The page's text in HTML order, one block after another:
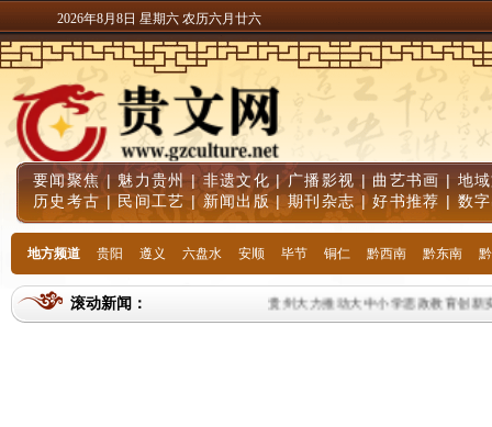
2026年8月8日 星期六 农历六月廿六
要闻聚焦| 魅力贵州|非遗文化 |广播影视 | 曲艺书画 | 地
历史考古 | 民间工艺 | 新闻出版|期刊杂志 |好书推荐 | 数
地方频道 贵阳 遵义 六盘水 安顺 毕节 铜仁 黔西南 黔东南
滚动新闻： 贵州大力推动大中小学思政教育创新